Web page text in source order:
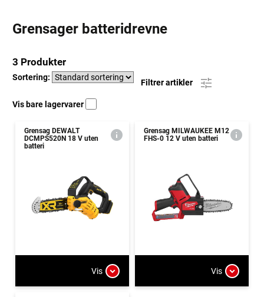
Grensager batteridrevne
3 Produkter
Sortering:
Filtrer artikler
Vis bare lagervarer
Grensag DEWALT
DCMPS520N 18 V uten
batteri
Vis
Grensag MILWAUKEE M12
FHS-0 12 V uten batteri
Vis